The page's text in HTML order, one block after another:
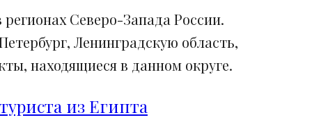
Северо-Запада России.
Ленинградскую область,
находящиеся в данном округе.
из Египта